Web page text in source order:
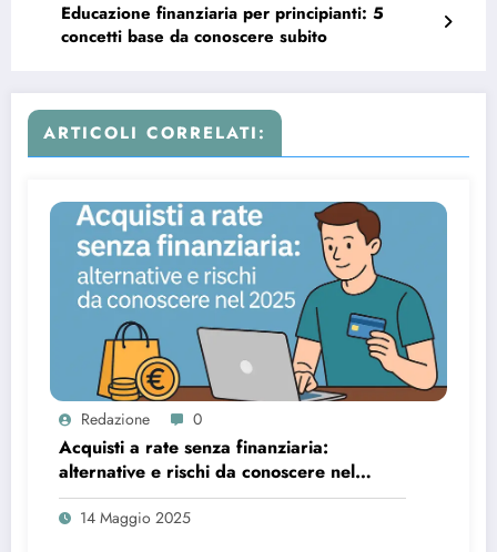
Educazione finanziaria per principianti: 5
concetti base da conoscere subito
ARTICOLI CORRELATI:
Redazione 0
Acquisti a rate senza finanziaria:
alternative e rischi da conoscere nel
2025
14 Maggio 2025